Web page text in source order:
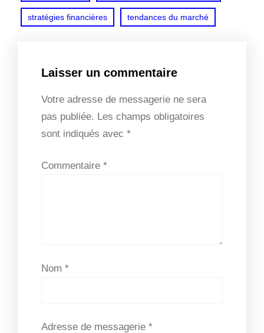
stratégies financières tendances du marché
Laisser un commentaire
Votre adresse de messagerie ne sera
pas publiée. Les champs obligatoires
sont indiqués avec *
Commentaire *
Nom *
Adresse de messagerie *